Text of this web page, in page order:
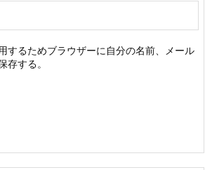
するためブラウザーに自分の名前、メール
存する。